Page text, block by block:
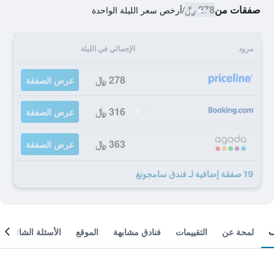
صفقات من278 ﷼ /أرخص سعر الليلة الواحدة
مزود الإجمالي في الليلة
278 ﷼ عرض الصفقة
316 ﷼ عرض الصفقة
363 ﷼ عرض الصفقة
19 صفقة إضافية لـ فندق سامجونغ
لمحة عن التقييمات فنادق مشابهة الموقع الأسئلة الشائعة